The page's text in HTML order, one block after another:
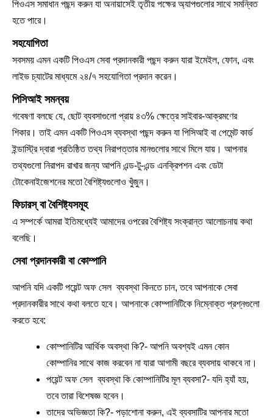
পিওএস সমাধান পছন্দ করুন যা অনায়াসেই তৃতীয় পক্ষের অ্যাপগুলোর সাথে সমন্বিত
হতে পারে।
সহযোগিতা
সবসময় এমন একটি ‍পিওএস সেবা প্রদানকারী পছন্দ করুন যারা ইমেইল, ফোন, এবং
লাইভ চ্যাটের মাধ্যমে ২৪/৭ সহযোগিতা প্রদান করেন।
পিসিআই সমন্বয়
গবেষণা বলছে যে, ছোট ব্যবসাগুলো প্রায় ৪৩% ক্ষেত্রে সাইবার-আক্রমণের
শিকার। তাই এমন একটি পিওএস ব্যবস্থা পছন্দ করুন যা পিসিআই বা পেমেন্ট কার্ড
ইন্ডাস্ট্রি দ্বারা প্রতিষ্ঠিত তথ্য নিরাপত্তার মানগুলোর সাথে মিলে যায়। আপনার
তথ্যগুলো নিরাপদ রাখার জন্য আপনি এন্ড-টু-এন্ড এনক্রিপশন এবং ডেটা
টোকেনাইজেশনের মতো বৈশিষ্ট্যগুলোও খুঁজুন।
ফিচারস্ বা বৈশিষ্ট্যসমূহ
এ সম্পর্কে আমরা ইতিমধ্যেই আমাদের ওপরের বৈশিষ্ট্য সংক্রান্ত আলোচনায় কথা
বলেছি।
সেবা প্রদানকারী বা কোম্পানি
আপনি যদি একটি পয়েন্ট অফ সেল ব্যবস্থা কিনতে চান, তবে আপনাকে সেবা
প্রদানকারীর সাথে কথা বলতে হবে। আপনাকে কোম্পানিটিকে নিম্নোক্ত প্রশ্নগুলো
করতে হবে:
কোম্পানিটির আর্থিক অবস্থা কি?- আপনি অবশ্যই এমন কোন
কোম্পানির সাথে কাজ করবেন না যারা আগামী বছরে ব্যবসায় থাকবে না।
পয়েন্ট অফ সেল ব্যবস্থা কি কোম্পানিটির মূল ব্যবসা?- যদি হ্যাঁ হয়,
তবে তারা বিশেষজ্ঞ হবেন।
তাদের অভিজ্ঞতা কি?- পড়াশোনা করুন, এই ব্যবসাটির আপনার মতো